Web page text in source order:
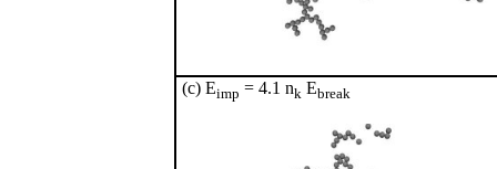
(c) Eimp = 4.1 nk Ebreak